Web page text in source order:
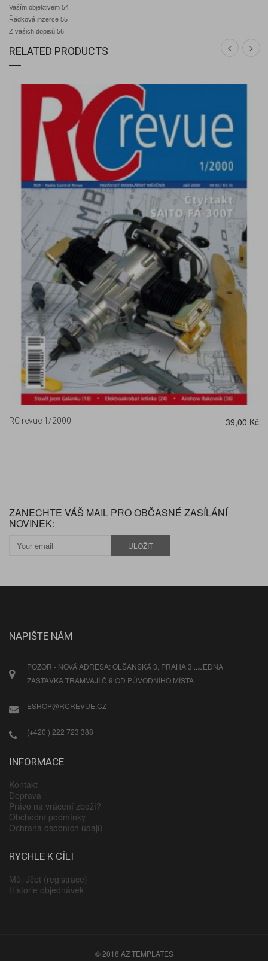
Vaším objektivem 54
Řádková inzerce 55
Z vašich dopisů 56
RELATED PRODUCTS
RC revue 1/2000 39,00 Kč
DETAIL
ZANECHTE VÁŠ MAIL PRO OBČASNÉ ZASÍLÁNÍ
NOVINEK:
ULOŽIT
NAPIŠTE NÁM
POZOR - NOVÁ ADRESA: OLŠANSKÁ 3, PRAHA 3 ...JEDNA
ZASTÁVKA TRAMVAJÍ Č.9 OD PŮVODNÍHO MÍSTA
ESHOP@RCREVUE.CZ
(+420 ) 222 723 388
INFORMACE
Kontakt
Doprava
Právo na vrácení zboží?
Obchodní podmínky
Ochrana osobních údajů
RYCHLE K CÍLI
Můj účet (registrace)
Historie objednávek
© 2016 AZ TEMPLATES